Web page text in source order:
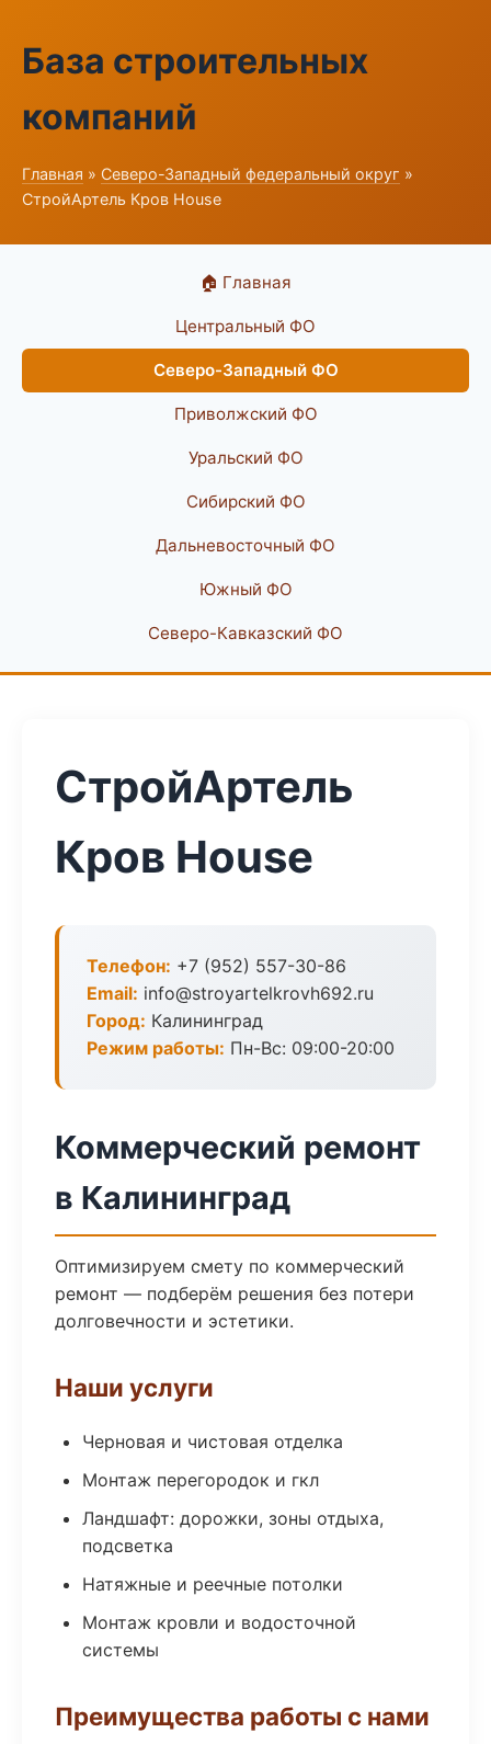
База строительных
компаний
Главная » Северо-Западный федеральный округ »
СтройАртель Кров House
🏠 Главная
Центральный ФО
Северо-Западный ФО
Приволжский ФО
Уральский ФО
Сибирский ФО
Дальневосточный ФО
Южный ФО
Северо-Кавказский ФО
СтройАртель
Кров House
Телефон: +7 (952) 557-30-86
Email: info@stroyartelkrovh692.ru
Город: Калининград
Режим работы: Пн-Вс: 09:00-20:00
Коммерческий ремонт
в Калининград
Оптимизируем смету по коммерческий
ремонт — подберём решения без потери
долговечности и эстетики.
Наши услуги
Черновая и чистовая отделка
Монтаж перегородок и гкл
Ландшафт: дорожки, зоны отдыха,
подсветка
Натяжные и реечные потолки
Монтаж кровли и водосточной
системы
Преимущества работы с нами